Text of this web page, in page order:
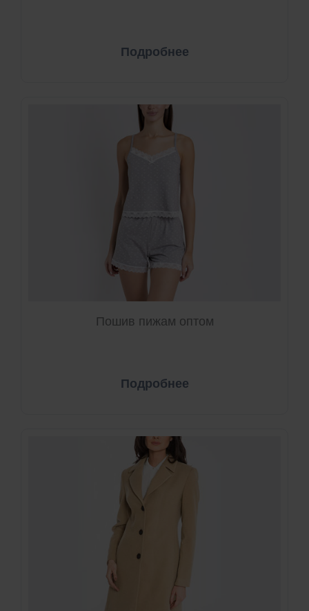
Подробнее
Пошив пижам оптом
Подробнее